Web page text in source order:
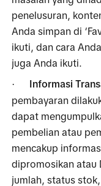
penelusuran,
Anda simpan di
ikuti, dan cara
juga Anda ikuti.
· Informasi
pembayaran
dapat
pembelian atau
mencakup
dipromosikan atau
jumlah, status